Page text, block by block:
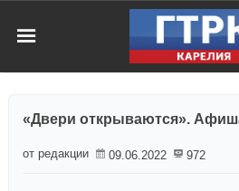
«Двери открываются».
от редакции 09.06.2022 972